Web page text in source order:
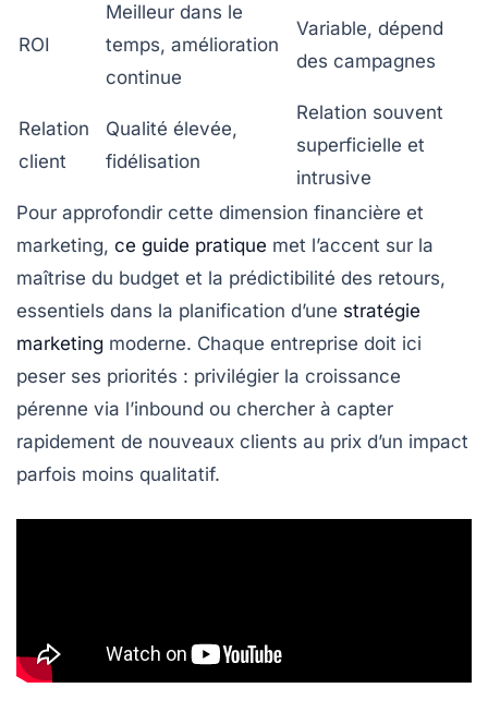
ROI
Meilleur dans le
temps, amélioration
continue
Variable, dépend
des campagnes
Relation
client
Qualité élevée,
fidélisation
Relation souvent
superficielle et
intrusive
Pour approfondir cette dimension financière et
marketing, ce guide pratique met l’accent sur la
maîtrise du budget et la prédictibilité des retours,
essentiels dans la planification d’une stratégie
marketing moderne. Chaque entreprise doit ici
peser ses priorités : privilégier la croissance
pérenne via l’inbound ou chercher à capter
rapidement de nouveaux clients au prix d’un impact
parfois moins qualitatif.